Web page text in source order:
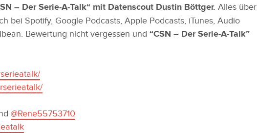
– Der Serie-A-Talk“ mit Datenscout Dustin Böttger. Alles über
bei Spotify, Google Podcasts, Apple Podcasts, iTunes, Audio
Bewertung nicht vergessen und “CSN – Der Serie-A-Talk”
@Rene55753710